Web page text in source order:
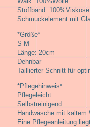
Stoffband: 100%Viskose
Schmuckelement mit
*Größe*
S-M
Länge: 20cm
Dehnbar
Taillierter Schnitt für
*Pflegehinweis*
Pflegeleicht
Selbstreinigend
Handwäsche mit kaltem
Eine Pflegeanleitung